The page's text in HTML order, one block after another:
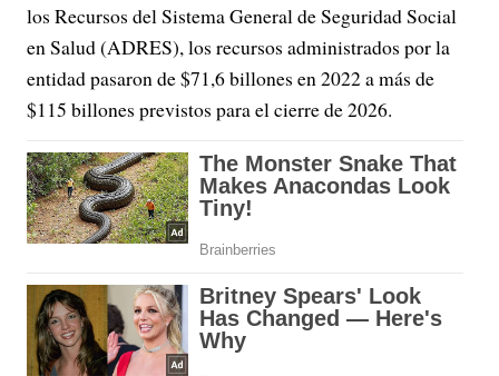
los Recursos del Sistema General de Seguridad Social
en Salud (ADRES), los recursos administrados por la
entidad pasaron de $71,6 billones en 2022 a más de
$115 billones previstos para el cierre de 2026.